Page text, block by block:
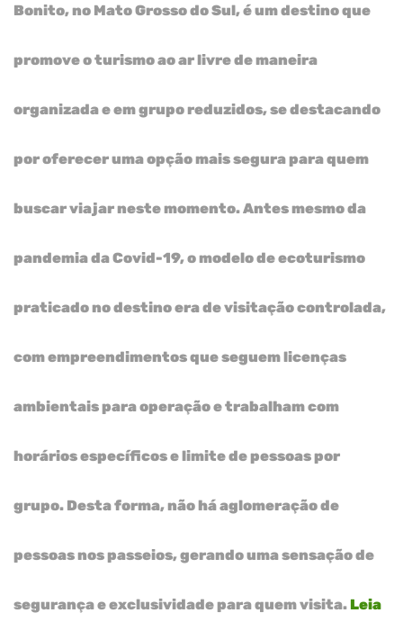
Bonito, no Mato Grosso do Sul, é um destino que
promove o turismo ao ar livre de maneira
organizada e em grupo reduzidos, se destacando
por oferecer uma opção mais segura para quem
buscar viajar neste momento.Antes mesmo da
pandemia da Covid-19, o modelo de ecoturismo
praticado no destino era de visitação controlada,
com empreendimentos que seguem licenças
ambientais para operação e trabalham com
horários específicos e limite de pessoas por
grupo. Desta forma, não há aglomeração de
pessoas nos passeios, gerando uma sensação de
segurança e exclusividade para quem visita.Leia